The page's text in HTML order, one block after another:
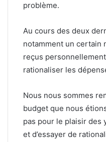
problème.
Au cours des deux
notamment un certain
reçus
rationaliser les
Nous nous sommes
budget que nous
pas pour le plaisir des
et d’essayer de